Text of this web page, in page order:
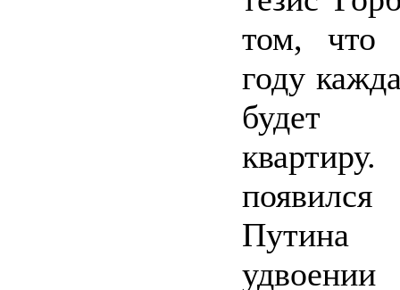
том, что
году
будет